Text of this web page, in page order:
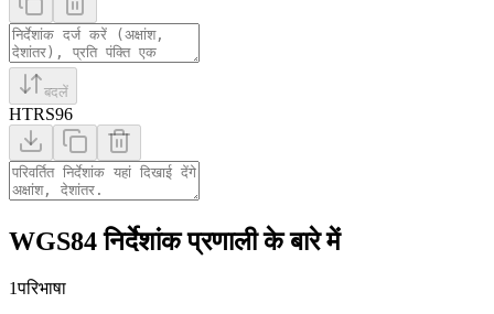
बदलें
HTRS96
WGS84 निर्देशांक प्रणाली के बारे में
1परिभाषा